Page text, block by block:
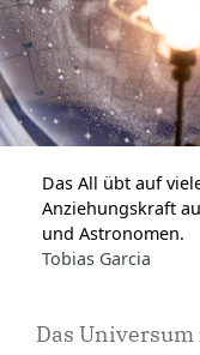
Das All übt auf
Anziehungskraft
und Astronomen.
Tobias Garcia
Das